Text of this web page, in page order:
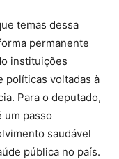
temas dessa
permanente
instituições
políticas voltadas à
Para o deputado,
um passo
saudável
pública no país.